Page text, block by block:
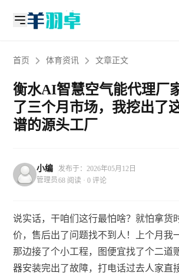
首页 体育资讯 文章正文
衡水AI智慧空气能代理厂
了三个月市场，我挖出了
谱的源头工厂
小编
管理员
发布于：2026年05月12日
68 阅读 · 0 评论
说实话，干咱们这行最怕啥？就怕拿货
价，售后出了问题找不到人！上个月我
那边接了个小工程，图便宜找了个二道
器安装完出了故障，打电话过去人家直